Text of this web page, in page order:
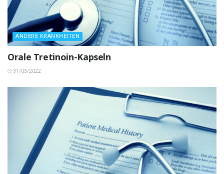
ANDERE KRANKHEITEN
Orale Tretinoin-Kapseln
31/03/2022